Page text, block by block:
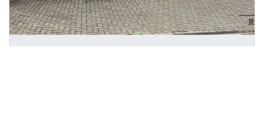
Prodej garáže, Třinec, Okrajová, 18